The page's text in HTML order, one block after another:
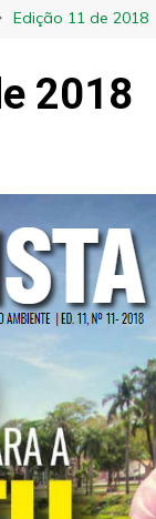
Edição 11 de 2018
2018